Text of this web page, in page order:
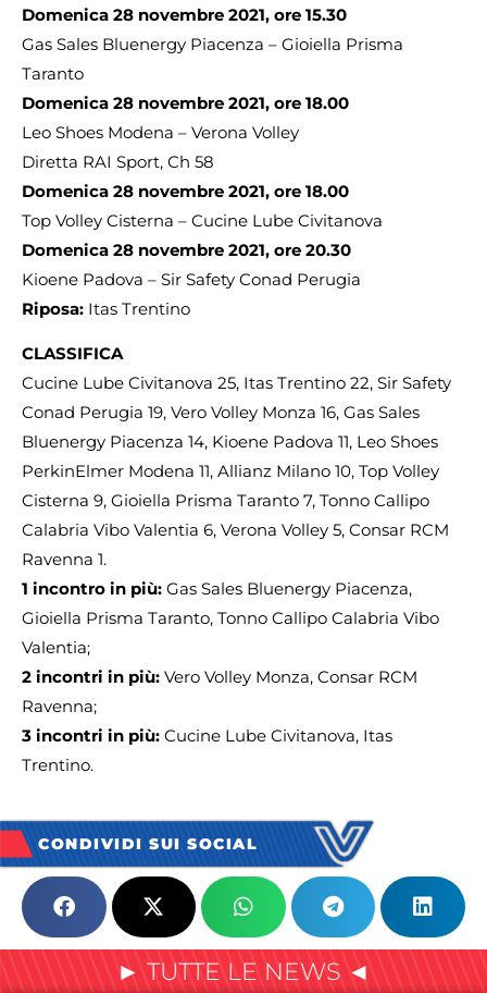
Domenica 28 novembre 2021, ore 15.30
Gas Sales Bluenergy Piacenza – Gioiella Prisma
Taranto
Domenica 28 novembre 2021, ore 18.00
Leo Shoes Modena – Verona Volley
Diretta RAI Sport, Ch 58
Domenica 28 novembre 2021, ore 18.00
Top Volley Cisterna – Cucine Lube Civitanova
Domenica 28 novembre 2021, ore 20.30
Kioene Padova – Sir Safety Conad Perugia
Riposa: Itas Trentino
CLASSIFICA
Cucine Lube Civitanova 25, Itas Trentino 22, Sir Safety
Conad Perugia 19, Vero Volley Monza 16, Gas Sales
Bluenergy Piacenza 14, Kioene Padova 11, Leo Shoes
PerkinElmer Modena 11, Allianz Milano 10, Top Volley
Cisterna 9, Gioiella Prisma Taranto 7, Tonno Callipo
Calabria Vibo Valentia 6, Verona Volley 5, Consar RCM
Ravenna 1.
1 incontro in più: Gas Sales Bluenergy Piacenza,
Gioiella Prisma Taranto, Tonno Callipo Calabria Vibo
Valentia;
2 incontri in più: Vero Volley Monza, Consar RCM
Ravenna;
3 incontri in più: Cucine Lube Civitanova, Itas
Trentino.
CONDIVIDI SUI SOCIAL
► TUTTE LE NEWS ◄